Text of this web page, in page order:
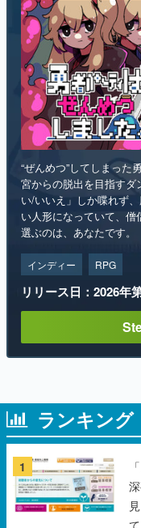
“ぜんめつ”してしまった
宮からの脱出を目指す
い/いいえ」しか喋れず
い人形になっていて、
選ぶのは、あなたです。
インディー RPG
リリース日：2026年
ランキング
1